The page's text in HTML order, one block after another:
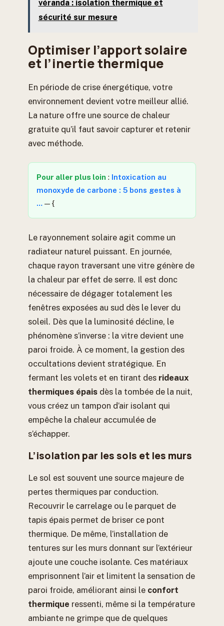
véranda : isolation thermique et
sécurité sur mesure
Optimiser l’apport solaire
et l’inertie thermique
En période de crise énergétique, votre
environnement devient votre meilleur allié.
La nature offre une source de chaleur
gratuite qu’il faut savoir capturer et retenir
avec méthode.
Pour aller plus loin : Intoxication au
monoxyde de carbone : 5 bons gestes à
… — {
Le rayonnement solaire agit comme un
radiateur naturel puissant. En journée,
chaque rayon traversant une vitre génère de
la chaleur par effet de serre. Il est donc
nécessaire de dégager totalement les
fenêtres exposées au sud dès le lever du
soleil. Dès que la luminosité décline, le
phénomène s’inverse : la vitre devient une
paroi froide. À ce moment, la gestion des
occultations devient stratégique. En
fermant les volets et en tirant des rideaux
thermiques épais dès la tombée de la nuit,
vous créez un tampon d’air isolant qui
empêche la chaleur accumulée de
s’échapper.
L’isolation par les sols et les murs
Le sol est souvent une source majeure de
pertes thermiques par conduction.
Recouvrir le carrelage ou le parquet de
tapis épais permet de briser ce pont
thermique. De même, l’installation de
tentures sur les murs donnant sur l’extérieur
ajoute une couche isolante. Ces matériaux
emprisonnent l’air et limitent la sensation de
paroi froide, améliorant ainsi le confort
thermique ressenti, même si la température
ambiante ne grimpe que de quelques